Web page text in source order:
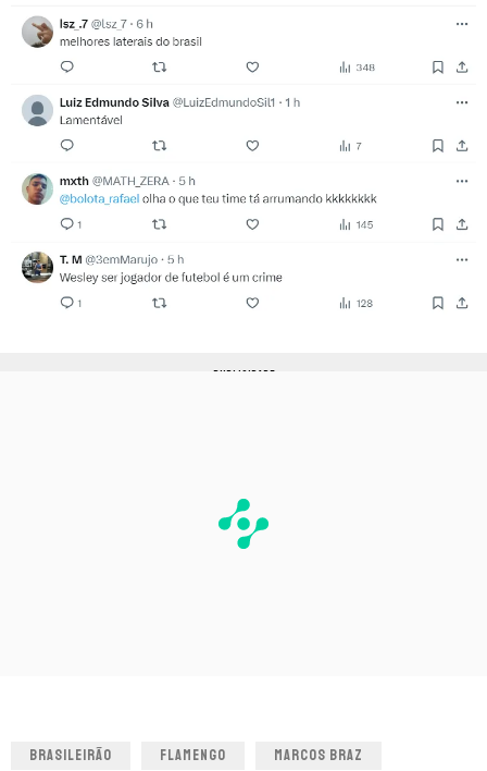
PUBLICIDADE
BRASILEIRÃO FLAMENGO MARCOS BRAZ